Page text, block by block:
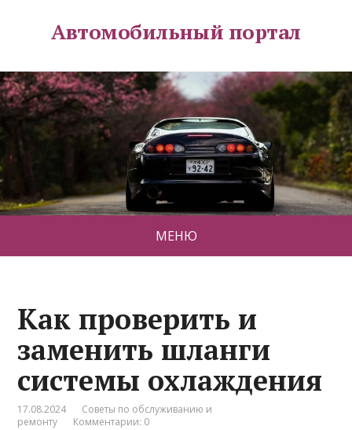
Автомобильный портал
МЕНЮ
Как проверить и
заменить шланги
системы охлаждения
17.08.2024
Советы по обслуживанию и
ремонту
Комментарии: 0